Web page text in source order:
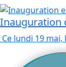
Inauguration
Ce lundi 19 mai,